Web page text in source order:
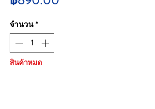
จำนวน*
สินค้าหมด